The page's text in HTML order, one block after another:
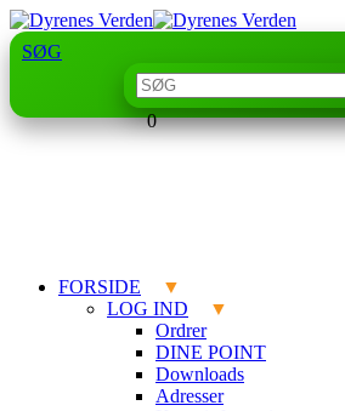
SØG
0
FORSIDE
LOG IND
Ordrer
DINE POINT
Downloads
Adresser